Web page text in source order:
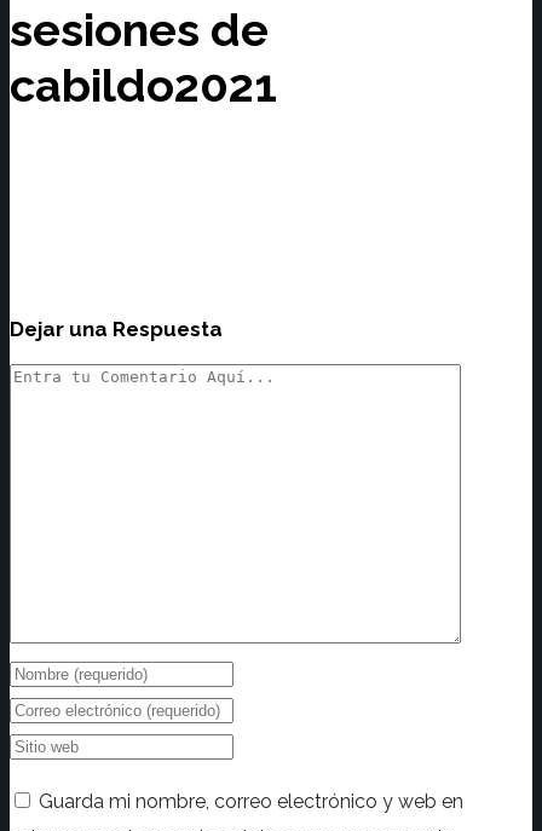
sesiones de
cabildo2021
Dejar una Respuesta
Guarda mi nombre, correo electrónico y web en